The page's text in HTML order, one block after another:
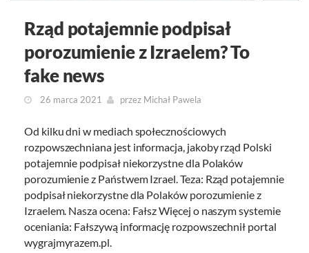
Rząd potajemnie podpisał
porozumienie z Izraelem? To
fake news
26 marca 2021 przez Michał Pawela
Od kilku dni w mediach społecznościowych
rozpowszechniana jest informacja, jakoby rząd Polski
potajemnie podpisał niekorzystne dla Polaków
porozumienie z Państwem Izrael. Teza: Rząd potajemnie
podpisał niekorzystne dla Polaków porozumienie z
Izraelem. Nasza ocena: Fałsz Więcej o naszym systemie
oceniania: Fałszywą informację rozpowszechnił portal
wygrajmyrazem.pl.